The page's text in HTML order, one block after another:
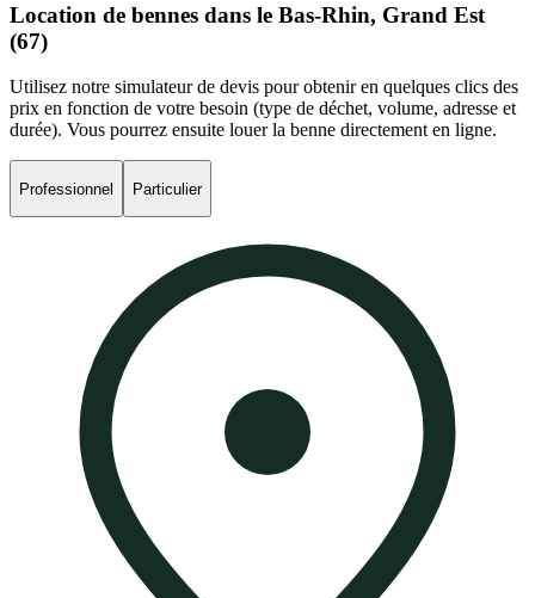
Location de bennes dans le Bas-Rhin, Grand Est
(67)
Utilisez notre simulateur de devis pour obtenir en quelques clics des
prix en fonction de votre besoin (type de déchet, volume, adresse et
durée). Vous pourrez ensuite louer la benne directement en ligne.
Professionnel Particulier